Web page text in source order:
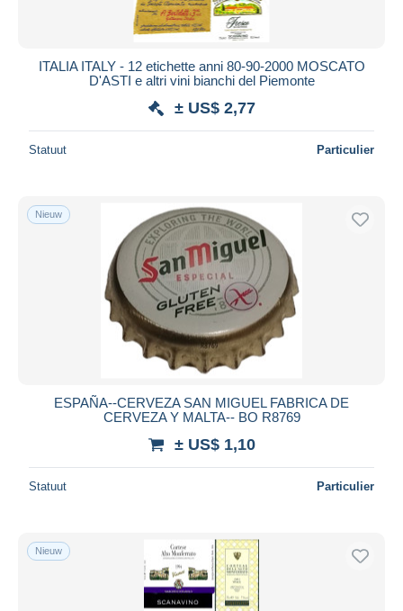
ITALIA ITALY - 12 etichette anni 80-90-2000 MOSCATO
D'ASTI e altri vini bianchi del Piemonte
± US$ 2,77
Statuut Particulier
Nieuw
ESPAÑA--CERVEZA SAN MIGUEL FABRICA DE
CERVEZA Y MALTA-- BO R8769
± US$ 1,10
Statuut Particulier
Nieuw